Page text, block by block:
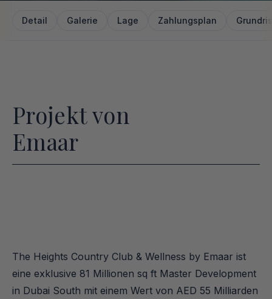
Detail Galerie Lage Zahlungsplan
Projekt von
Emaar
The Heights Country Club & Wellness by Emaar ist
eine exklusive 81 Millionen sq ft Master Development
in Dubai South mit einem Wert von AED 55 Milliarden